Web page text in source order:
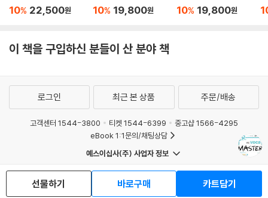
집 : 한국외국어대학교
10% 22,500원
집 : 중앙대학교
10% 19,800원
집 : 건국대학교
10% 19,800원
이 책을 구입하신 분들이 산 분야 책
선물하기 바로구매 카트담기
로그인 최근 본 상품 주문/배송
고객센터 1544-3800 티켓 1544-6399
중고샵 1566-4295
eBook 1:1문의/채팅상담
예스이십사(주) 사업자 정보
이용약관
개인정보처리방침
청소년보호정책
회사소개
거래처관계자께
도서홍보
광고